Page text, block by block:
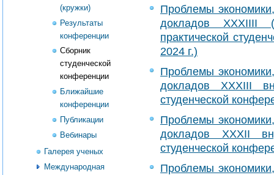
(кружки)
Результаты
конференции
Сборник
студенческой
конференции
Ближайшие
конференции
Публикации
Вебинары
Галерея ученых
Международная
Проблемы
докладов XXXIIII
практической
2024 г.)
Проблемы
докладов XXXIII
студенческой
Проблемы
докладов XXXII
студенческой
Проблемы